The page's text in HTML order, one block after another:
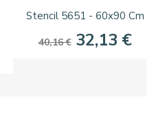
Stencil 5651 - 60x90 Cm
40,16 € 32,13 €